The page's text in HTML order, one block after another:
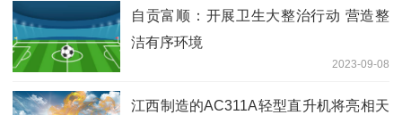
自贡富顺：开展卫生大整治行动 营造整
洁有序环境
2023-09-08
江西制造的AC311A轻型直升机将亮相天